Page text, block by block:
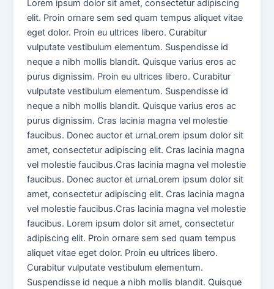
Lorem ipsum dolor sit amet, consectetur adipiscing
elit. Proin ornare sem sed quam tempus aliquet vitae
eget dolor. Proin eu ultrices libero. Curabitur
vulputate vestibulum elementum. Suspendisse id
neque a nibh mollis blandit. Quisque varius eros ac
purus dignissim. Proin eu ultrices libero. Curabitur
vulputate vestibulum elementum. Suspendisse id
neque a nibh mollis blandit. Quisque varius eros ac
purus dignissim. Cras lacinia magna vel molestie
faucibus. Donec auctor et urnaLorem ipsum dolor sit
amet, consectetur adipiscing elit. Cras lacinia magna
vel molestie faucibus.Cras lacinia magna vel molestie
faucibus. Donec auctor et urnaLorem ipsum dolor sit
amet, consectetur adipiscing elit. Cras lacinia magna
vel molestie faucibus.Cras lacinia magna vel molestie
faucibus. Lorem ipsum dolor sit amet, consectetur
adipiscing elit. Proin ornare sem sed quam tempus
aliquet vitae eget dolor. Proin eu ultrices libero.
Curabitur vulputate vestibulum elementum.
Suspendisse id neque a nibh mollis blandit. Quisque